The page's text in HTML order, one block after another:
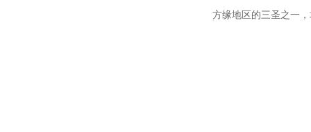
方缘地区的三圣之一